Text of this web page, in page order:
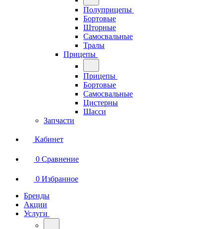
Полуприцепы
Бортовые
Шторные
Самосвальные
Тралы
Прицепы
Прицепы
Бортовые
Самосвальные
Цистерны
Шасси
Запчасти
Кабинет
0 Сравнение
0 Избранное
Бренды
Акции
Услуги